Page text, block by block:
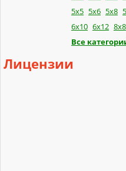
5x5 5x6 5x8
6x10 6x12 8x8
Все
Лицензии